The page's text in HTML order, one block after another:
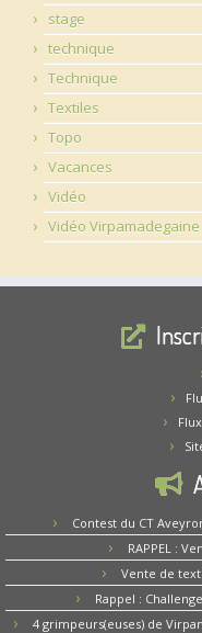
stage
technique
Technique
Textiles
Topo
Vacances
Vidéo
Vidéo Virpamadegaine
Contest du CT
RAPPEL :
Vente de
Rappel :
4 grimpeurs(euses) de